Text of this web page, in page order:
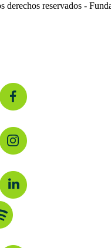
derechos reservados -